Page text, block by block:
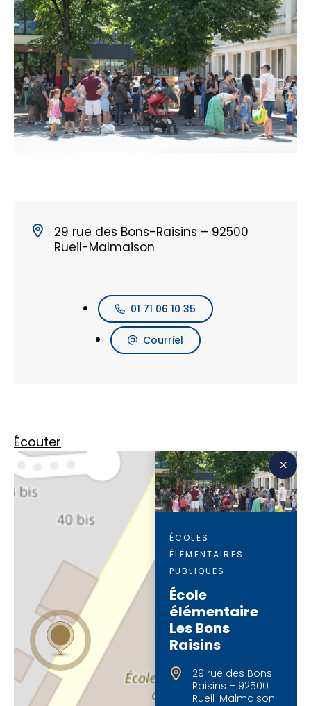
29 rue des Bons-Raisins – 92500
Rueil-Malmaison
01 71 06 10 35
Courriel
Écouter
ÉCOLES
ÉLÉMENTAIRES
PUBLIQUES
École
élémentaire
Les Bons
Raisins
29 rue des Bons-
Raisins – 92500
Rueil-Malmaison